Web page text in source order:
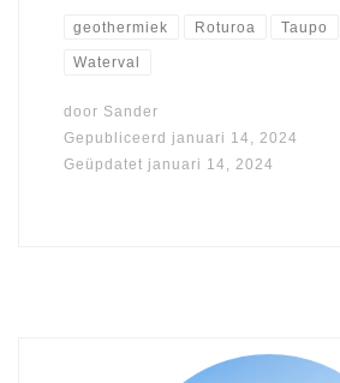
geothermiek Roturoa Taupo
Waterval
door Sander
Gepubliceerd januari 14, 2024
Geüpdatet januari 14, 2024